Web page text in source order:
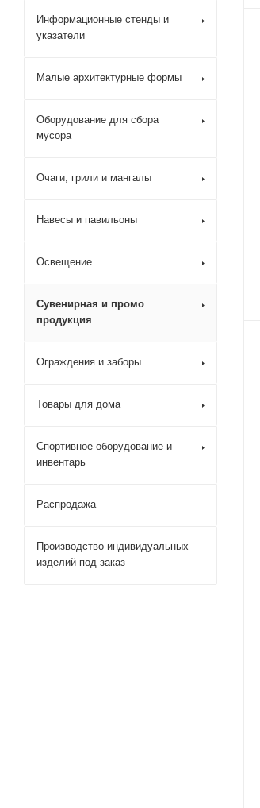
Информационные стенды и
указатели
Малые архитектурные формы
Оборудование для сбора
мусора
Очаги, грили и мангалы
Навесы и павильоны
Освещение
Сувенирная и промо
продукция
Ограждения и заборы
Товары для дома
Спортивное оборудование и
инвентарь
Распродажа
Производство индивидуальных
изделий под заказ